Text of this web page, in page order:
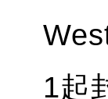
1起